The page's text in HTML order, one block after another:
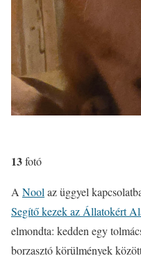
13fotó
A Nool az üggyel
Segítő kezek az Állatokért
elmondta: kedden egy
borzasztó körülmények